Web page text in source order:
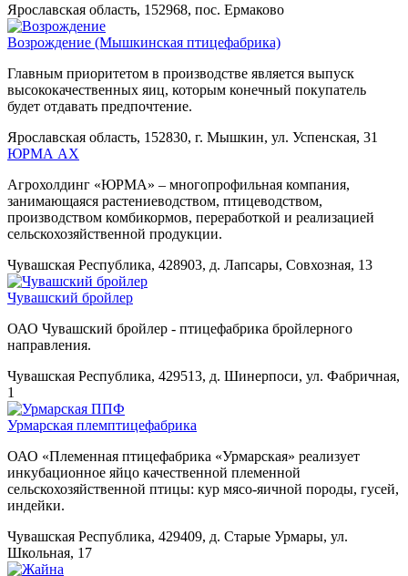
Ярославская область, 152968, пос. Ермаково
Возрождение (Мышкинская птицефабрика)
Главным приоритетом в производстве является выпуск
высококачественных яиц, которым конечный покупатель
будет отдавать предпочтение.
Ярославская область, 152830, г. Мышкин, ул. Успенская, 31
ЮРМА АХ
Агрохолдинг «ЮРМА» – многопрофильная компания,
занимающаяся растениеводством, птицеводством,
производством комбикормов, переработкой и реализацией
сельскохозяйственной продукции.
Чувашская Республика, 428903, д. Лапсары, Совхозная, 13
Чувашский бройлер
ОАО Чувашский бройлер - птицефабрика бройлерного
направления.
Чувашская Республика, 429513, д. Шинерпоси, ул. Фабричная,
1
Урмарская племптицефабрика
ОАО «Племенная птицефабрика «Урмарская» реализует
инкубационное яйцо качественной племенной
сельскохозяйственной птицы: кур мясо-яичной породы, гусей,
индейки.
Чувашская Республика, 429409, д. Старые Урмары, ул.
Школьная, 17